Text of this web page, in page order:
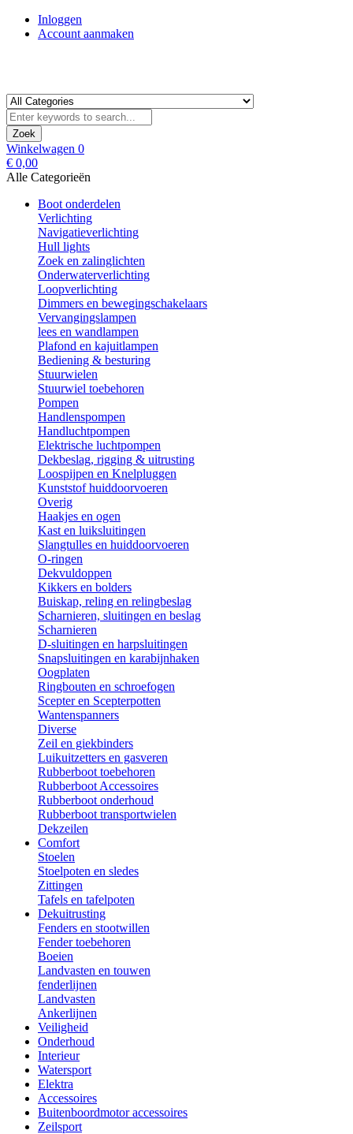
Inloggen
Account aanmaken
Zoek
Winkelwagen 0
€ 0,00
Alle Categorieën
Boot onderdelen
Verlichting
Navigatieverlichting
Hull lights
Zoek en zalinglichten
Onderwaterverlichting
Loopverlichting
Dimmers en bewegingschakelaars
Vervangingslampen
lees en wandlampen
Plafond en kajuitlampen
Bediening & besturing
Stuurwielen
Stuurwiel toebehoren
Pompen
Handlenspompen
Handluchtpompen
Elektrische luchtpompen
Dekbeslag, rigging & uitrusting
Loospijpen en Knelpluggen
Kunststof huiddoorvoeren
Overig
Haakjes en ogen
Kast en luiksluitingen
Slangtulles en huiddoorvoeren
O-ringen
Dekvuldoppen
Kikkers en bolders
Buiskap, reling en relingbeslag
Scharnieren, sluitingen en beslag
Scharnieren
D-sluitingen en harpsluitingen
Snapsluitingen en karabijnhaken
Oogplaten
Ringbouten en schroefogen
Scepter en Scepterpotten
Wantenspanners
Diverse
Zeil en giekbinders
Luikuitzetters en gasveren
Rubberboot toebehoren
Rubberboot Accessoires
Rubberboot onderhoud
Rubberboot transportwielen
Dekzeilen
Comfort
Stoelen
Stoelpoten en sledes
Zittingen
Tafels en tafelpoten
Dekuitrusting
Fenders en stootwillen
Fender toebehoren
Boeien
Landvasten en touwen
fenderlijnen
Landvasten
Ankerlijnen
Veiligheid
Onderhoud
Interieur
Watersport
Elektra
Accessoires
Buitenboordmotor accessoires
Zeilsport